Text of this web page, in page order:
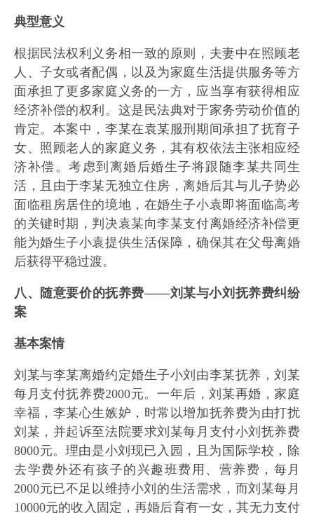
典型意义
根据民法权利义务相一致的原则，夫妻中在照顾老
人、子女或者配偶，以及为家庭生活提供服务等方
面承担了更多家庭义务的一方，应当享有获得相应
经济补偿的权利。这是民法典对于家务劳动价值的
肯定。本案中，李某在袁某服刑期间承担了抚育子
女、照顾老人的家庭义务，其有权依法主张相应经
济补偿。考虑到离婚后婚生子将跟随李某共同生
活，且由于李某无独立住房，离婚后其与儿子势必
面临租房居住的境地，在婚生子小袁即将面临高考
的关键时期，判决袁某向李某支付离婚经济补偿更
能为婚生子小袁提供生活保障，确保其在父母离婚
后获得平稳过渡。
八、随意要价的抚养费——刘某与小刘抚养费纠纷
案
基本案情
刘某与李某离婚约定婚生子小刘由李某抚养，刘某
每月支付抚养费2000元。一年后，刘某再婚，家庭
幸福，李某心生嫉妒，时常以增加抚养费为由打扰
刘某，并起诉至法院要求刘某每月支付小刘抚养费
8000元。理由是小刘现已入园，且为国际学校，除
去学费外还有孩子的兴趣班费用、营养费，每月
2000元已不足以维持小刘的生活需求，而刘某每月
10000元的收入固定，再婚后育有一女，其无力支付